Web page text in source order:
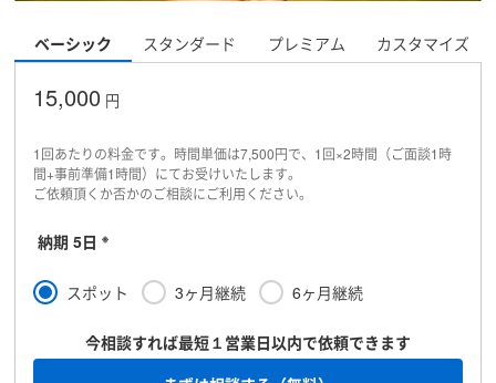
ベーシック スタンダード プレミアム カスタマイズ
15,000 円
1回あたりの料金です。時間単価は7,500円で、1回×2時間（ご面談1時
間+事前準備1時間）にてお受けいたします。
ご依頼頂くか否かのご相談にご利用ください。
納期 5日 ※
スポット 3ヶ月継続 6ヶ月継続
今相談すれば最短１営業日以内で依頼できます